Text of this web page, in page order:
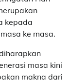
kepada
ke masa.
masa kini
makna dari